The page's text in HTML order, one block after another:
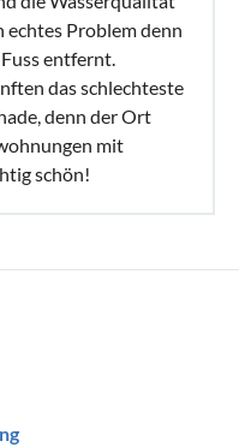
echtes Problem denn
entfernt.
das schlechteste
denn der Ort
mit
schön!